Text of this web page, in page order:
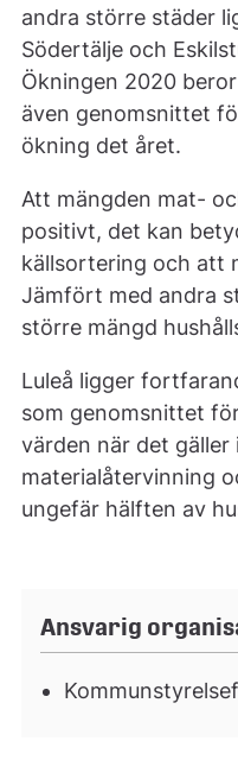
andra större städer
Södertälje och
Ökningen 2020
även genomsnittet
ökning det året.
Att mängden mat-
positivt, det kan
källsortering och att
Jämfört med andra
större mängd
Luleå ligger
som genomsnittet
värden när det gäller
materialåtervinning
ungefär hälften av
Ansvarig